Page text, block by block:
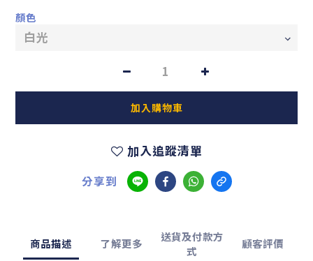
顏色
加入購物車
加入追蹤清單
分享到
商品描述 了解更多
送貨及付款方
式
顧客評價